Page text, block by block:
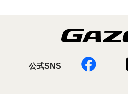
公式SNS